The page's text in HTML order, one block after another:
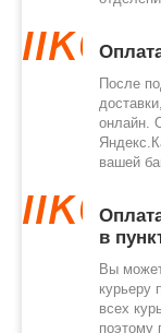
like
После
онлайн.
вашей
like
в
Вы
курьеру
всех
поэтому